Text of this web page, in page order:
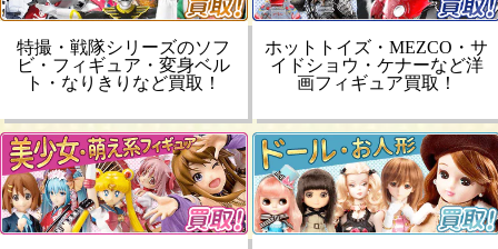
特撮・戦隊シリーズのソフ
ビ・フィギュア・変身ベル
ト・なりきりなど買取！
ホットトイズ・MEZCO・サ
イドショウ・ケナーなど洋
画フィギュア買取！